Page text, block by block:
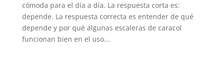
cómoda para el día a día. La respuesta corta es:
depende. La respuesta correcta es entender de qué
depende y por qué algunas escaleras de caracol
funcionan bien en el uso...